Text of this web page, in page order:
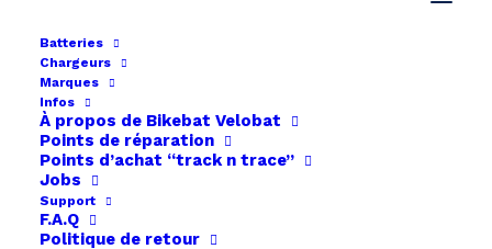
Batteries
Chargeurs
Marques
Infos
À propos de Bikebat Velobat
Points de réparation
Points d’achat “track n trace”
Jobs
Support
F.A.Q
Politique de retour
Start BH Bikes